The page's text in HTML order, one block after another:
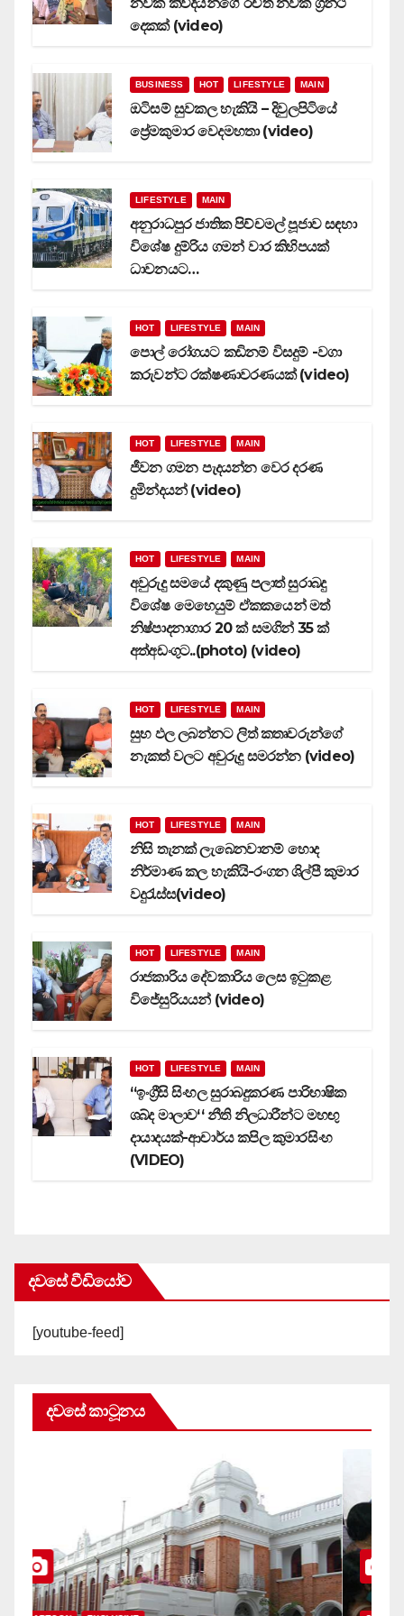
දෙකක් (video)
BUSINESS HOT LIFESTYLE MAIN
ඔටිසම් සුවකල හැකියි – දිවුලපිටියේ
ප්‍රේමකුමාර වෙදමහතා (video)
LIFESTYLE MAIN
අනුරාධපුර ජාතික පිච්චමල් පූජාව සඳහා
විශේෂ දුම්රිය ගමන් වාර කිහිපයක්
ධාවනයට…
HOT LIFESTYLE MAIN
පොල් රෝගයට කඩිනම් විසදුම් -වගා
කරුවන්ට රක්ෂණාවරණයක් (video)
HOT LIFESTYLE MAIN
ජීවන ගමන පැදයන්න වෙර දරණ
දුමින්දයන් (video)
HOT LIFESTYLE MAIN
අවුරුදු සමයේ දකුණු පලාත් සුරාබදු
විශේෂ මෙහෙයුම් ඒකකයෙන් මත්
නිෂ්පාදනාගාර 20 ක් සමගින් 35 ක්
අත්අඩංගුට..(photo) (video)
HOT LIFESTYLE MAIN
සුභ ඵල ලබන්නට ලිත් කතෘවරුන්ගේ
නැකත් වලට අවුරුදු සමරන්න (video)
HOT LIFESTYLE MAIN
නිසි තැනක් ලැබෙනවානම් හොද
නිර්මාණ කල හැකියි-රංගන ශිල්පී කුමාර
වදුරැස්ස(video)
HOT LIFESTYLE MAIN
රාජකාරිය දේවකාරිය ලෙස ඉටුකළ
විජේසුරියයන් (video)
HOT LIFESTYLE MAIN
‘‘ඉංග්‍රීසි සිංහල සුරාබදුකරණ පාරිභාෂික
ශබ්ද මාලාව‘‘ නීති නිලධාරීන්ට මහඟු
දායාදයක්-ආචාර්ය කපිල කුමාරසිංහ
(VIDEO)
දවසේ වීඩියෝව
[youtube-feed]
දවසේ කාටූනය